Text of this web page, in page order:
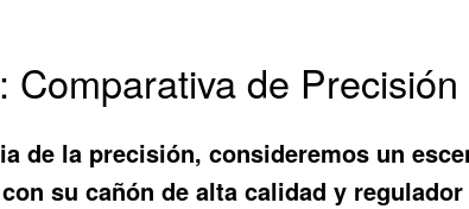
Comparativa de
de la precisión, consideremos un
su cañón de alta calidad y